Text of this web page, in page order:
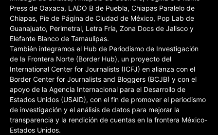
Press de Oaxaca, LADO B de Puebla, Chiapas Paralelo de
Chiapas, Pie de Página de Ciudad de México, Pop Lab de
Guanajuato, Perimetral, Letra Fría, Zona Docs de Jalisco y
Elefante Blanco de Tamaulipas.
También integramos el Hub de Periodismo de Investigación
de la Frontera Norte (Border Hub), un proyecto del
International Center for Journalists (ICFJ) en alianza con el
Border Center for Journalists and Bloggers (BCJB) y con el
apoyo de la Agencia Internacional para el Desarrollo de
Estados Unidos (USAID), con el fin de promover el periodismo
de investigación y el análisis de datos para mejorar la
transparencia y la rendición de cuentas en la frontera México-
Estados Unidos.